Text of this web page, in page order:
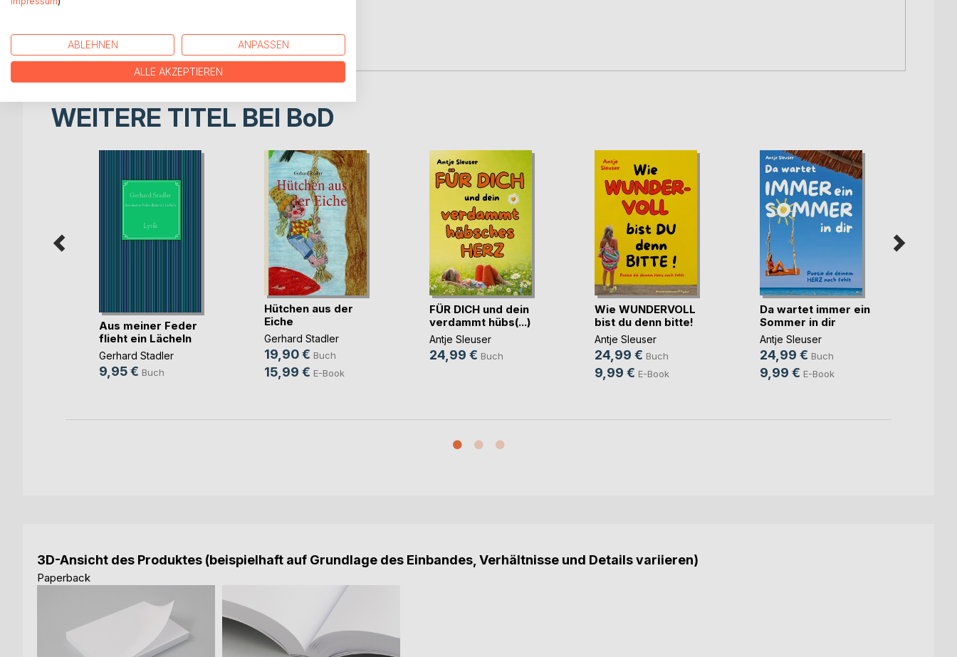
ich bin ein Mensch mit vielen Fehlern,
doch bin ich einfach, wie ich bin.
WEITERE TITEL BEI BoD
Aus meiner Feder
flieht ein Lächeln
Gerhard Stadler
9,95 € Buch
Hütchen aus der
Eiche
Gerhard Stadler
19,90 € Buch
15,99 € E-Book
FÜR DICH und dein
verdammt hübs(...)
Antje Sleuser
24,99 € Buch
Wie WUNDERVOLL
bist du denn bitte!
Antje Sleuser
24,99 € Buch
9,99 € E-Book
Da wartet immer ein
Sommer in dir
Antje Sleuser
24,99 € Buch
9,99 € E-Book
3D-Ansicht des Produktes (beispielhaft auf Grundlage des Einbandes, Verhältnisse und Details variieren)
Paperback
ABLEHNEN ANPASSEN
ALLE AKZEPTIEREN